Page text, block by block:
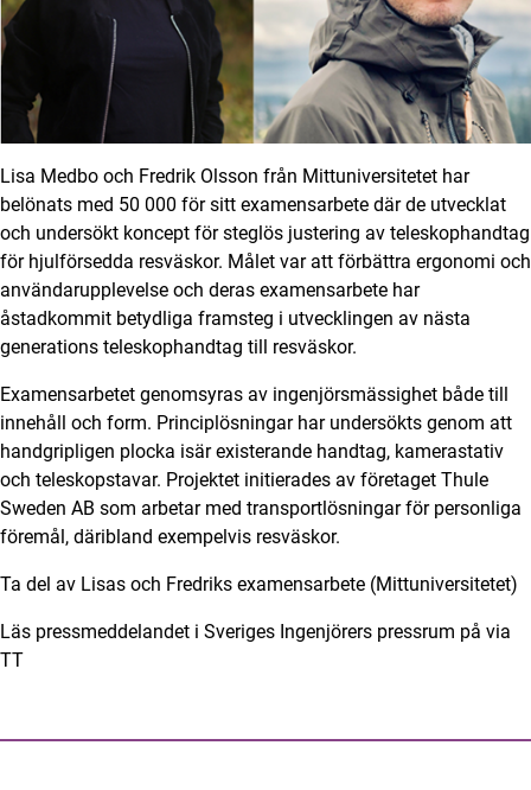
Lisa Medbo och Fredrik Olsson från Mittuniversitetet har
belönats med 50 000 för sitt examensarbete där de utvecklat
och undersökt koncept för steglös justering av teleskophandtag
för hjulförsedda resväskor. Målet var att förbättra ergonomi och
användarupplevelse och deras examensarbete har
åstadkommit betydliga framsteg i utvecklingen av nästa
generations teleskophandtag till resväskor.
Examensarbetet genomsyras av ingenjörsmässighet både till
innehåll och form. Principlösningar har undersökts genom att
handgripligen plocka isär existerande handtag, kamerastativ
och teleskopstavar. Projektet initierades av företaget Thule
Sweden AB som arbetar med transportlösningar för personliga
föremål, däribland exempelvis resväskor.
Ta del av Lisas och Fredriks examensarbete (Mittuniversitetet)
Läs pressmeddelandet i Sveriges Ingenjörers pressrum på via
TT